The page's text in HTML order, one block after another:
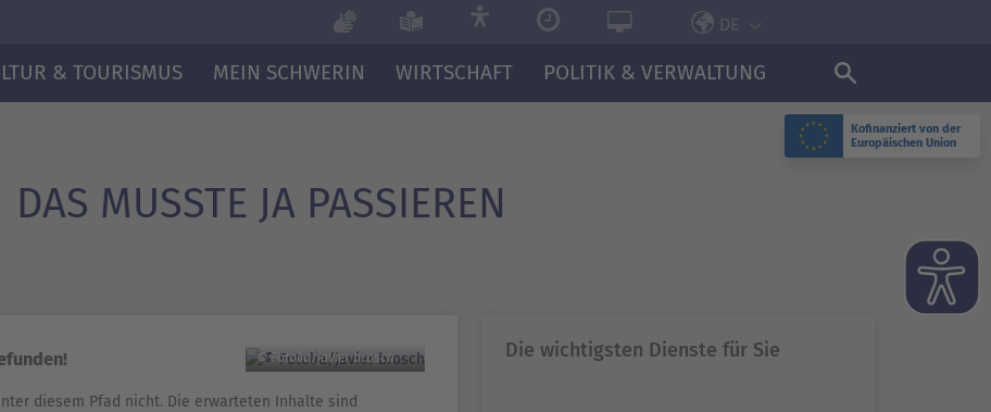
Kofinanziert von der
Europäischen Union
DE
& TOURISMUS MEIN SCHWERIN WIRTSCHAFT POLITIK & VERWALTUNG
DAS MUSSTE JA PASSIEREN
© Fotolia/javier brosch
diesem Pfad nicht. Die erwarteten Inhalte sind
Die wichtigsten Dienste für Sie